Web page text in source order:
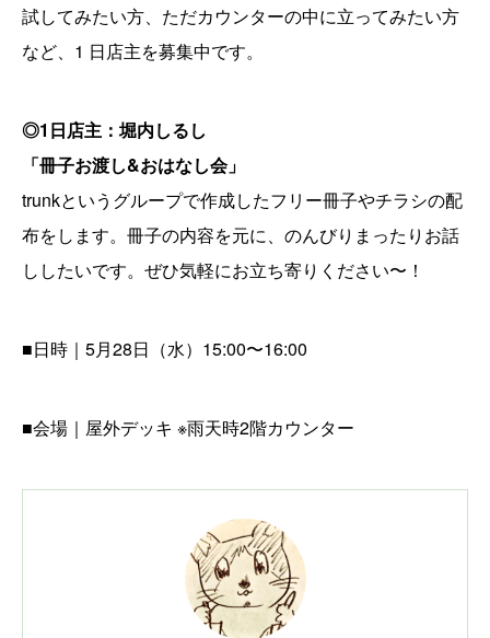
試してみたい方、ただカウンターの中に立ってみたい方
など、1 日店主を募集中です。
◎1日店主：堀内しるし
「冊子お渡し&おはなし会」
trunkというグループで作成したフリー冊子やチラシの配
布をします。冊子の内容を元に、のんびりまったりお話
ししたいです。ぜひ気軽にお立ち寄りください〜！
■日時｜5月28日（水）15:00〜16:00
■会場｜屋外デッキ ※雨天時2階カウンター